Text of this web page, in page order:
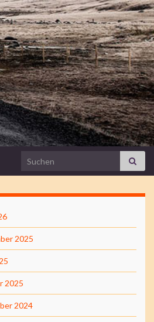
Search for:
2025
2025
2024